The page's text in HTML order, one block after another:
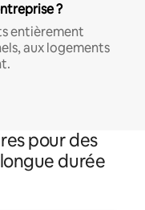
?
entièrement
aux logements
pour des
durée